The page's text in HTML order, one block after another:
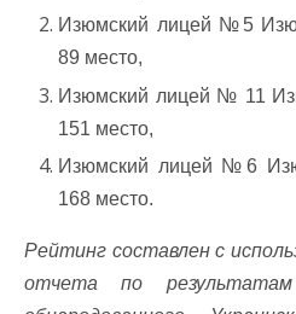
Изюмский лицей №5
89 место,
Изюмский лицей № 11
151 место,
Изюмский лицей №6
168 место.
Рейтинг составлен с
отчета по